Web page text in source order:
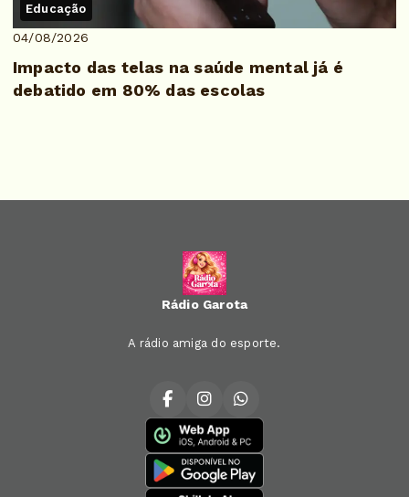
Educação
04/08/2026
Impacto das telas na saúde mental já é
debatido em 80% das escolas
Rádio Garota
A rádio amiga do esporte.